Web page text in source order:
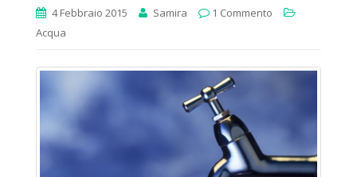
4 Febbraio 2015 Samira
1 Commento
Acqua